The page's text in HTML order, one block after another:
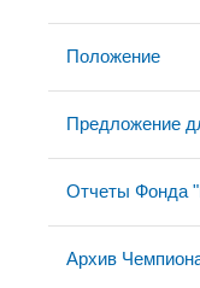
Положение
Предложение
Отчеты
Архив